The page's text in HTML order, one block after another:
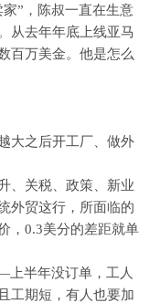
家”，陈叔一直在生意
从去年年底上线亚马
百万美金。他是怎么
大之后开工厂、做外
、关税、政策、新业
外贸这行，所面临的
，0.3美分的差距就单
半年没订单，工人
工期短，有人也要加